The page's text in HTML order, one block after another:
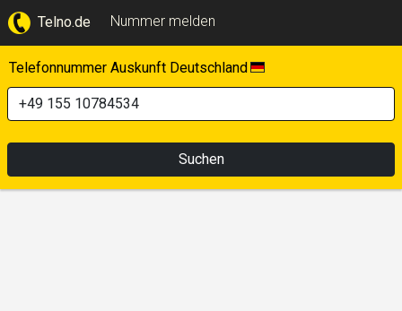
Telno.de Nummer melden
Telefonnummer Auskunft Deutschland
Suchen